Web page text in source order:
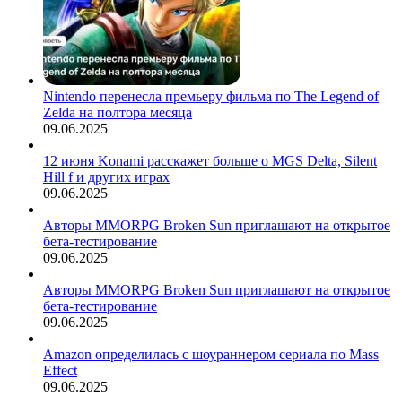
Nintendo перенесла премьеру фильма по The Legend of
Zelda на полтора месяца
09.06.2025
12 июня Konami расскажет больше о MGS Delta, Silent
Hill f и других играх
09.06.2025
Авторы MMORPG Broken Sun приглашают на открытое
бета-тестирование
09.06.2025
Авторы MMORPG Broken Sun приглашают на открытое
бета-тестирование
09.06.2025
Amazon определилась с шоураннером сериала по Mass
Effect
09.06.2025